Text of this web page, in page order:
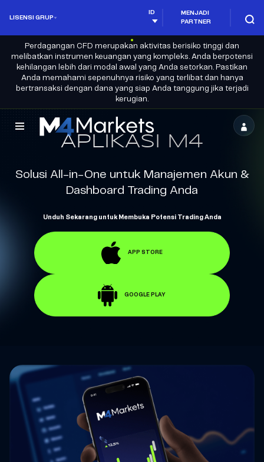
LISENSI GRUP
ID
MENJADI
PARTNER
Perdagangan CFD merupakan aktivitas berisiko tinggi dan
melibatkan instrumen keuangan yang kompleks. Anda berpotensi
kehilangan lebih dari modal awal yang Anda setorkan. Pastikan
Anda memahami sepenuhnya risiko yang terlibat dan hanya
bertransaksi dengan dana yang siap Anda tanggung jika terjadi
kerugian.
M4Markets
CFD
Trading
Regulated
Broker
APLIKASI M4
Solusi All-in-One untuk Manajemen Akun &
Dashboard Trading Anda
Unduh Sekarang untuk Membuka Potensi Trading Anda
APP STORE
GOOGLE PLAY